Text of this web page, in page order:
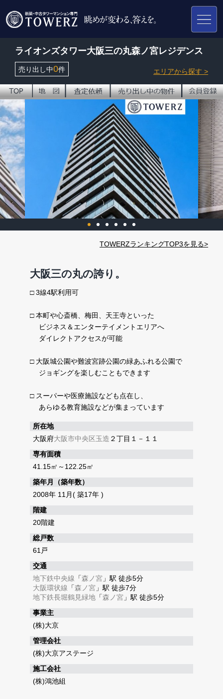
ライオンズタワー大阪三の丸森ノ宮レジデンス
売り出し中0件 エリアから探す >
TOWERZランキングTOP3を見る>
大阪三の丸の誇り。
□ 3線4駅利用可
□ 本町や心斎橋、梅田、天王寺といった
ビジネス＆エンターテイメントエリアへ
ダイレクトアクセスが可能
□ 大阪城公園や難波宮跡公園の緑あふれる公園で
ジョギングを楽しむこともできます
□ スーパーや医療施設なども点在し、
あらゆる教育施設などが集まっています
所在地
大阪府大阪市中央区玉造 ２丁目１－１１
専有面積
41.15㎡～122.25㎡
築年月（築年数）
2008年 11月( 築17年 )
階建
20階建
総戸数
61戸
交通
地下鉄中央線 「森ノ宮 」駅 徒歩5分
大阪環状線 「森ノ宮 」駅 徒歩7分
地下鉄長堀鶴見緑地「森ノ宮 」駅 徒歩5分
事業主
(株)大京
管理会社
(株)大京アステージ
施工会社
(株)鴻池組